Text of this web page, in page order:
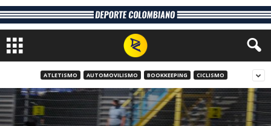
ATLETISMO AUTOMOVILISMO BOOKKEEPING CICLISMO